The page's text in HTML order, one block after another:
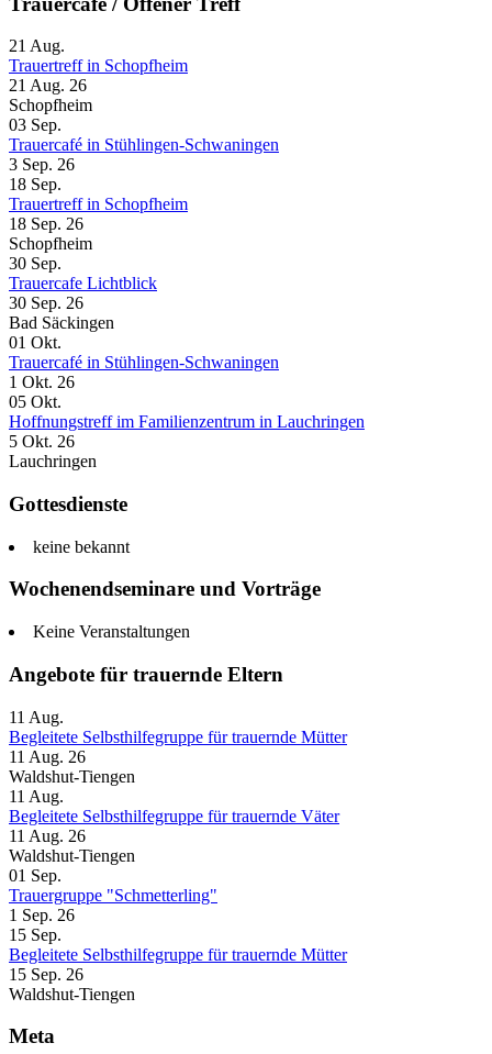
21 Aug.
Trauertreff in Schopfheim
21 Aug. 26
Schopfheim
03 Sep.
Trauercafé in Stühlingen-Schwaningen
3 Sep. 26
18 Sep.
Trauertreff in Schopfheim
18 Sep. 26
Schopfheim
30 Sep.
Trauercafe Lichtblick
30 Sep. 26
Bad Säckingen
01 Okt.
Trauercafé in Stühlingen-Schwaningen
1 Okt. 26
05 Okt.
Hoffnungstreff im Familienzentrum in Lauchringen
5 Okt. 26
Lauchringen
Gottesdienste
keine bekannt
Wochenendseminare und Vorträge
Keine Veranstaltungen
Angebote für trauernde Eltern
11 Aug.
Begleitete Selbsthilfegruppe für trauernde Mütter
11 Aug. 26
Waldshut-Tiengen
11 Aug.
Begleitete Selbsthilfegruppe für trauernde Väter
11 Aug. 26
Waldshut-Tiengen
01 Sep.
Trauergruppe "Schmetterling"
1 Sep. 26
15 Sep.
Begleitete Selbsthilfegruppe für trauernde Mütter
15 Sep. 26
Waldshut-Tiengen
Meta